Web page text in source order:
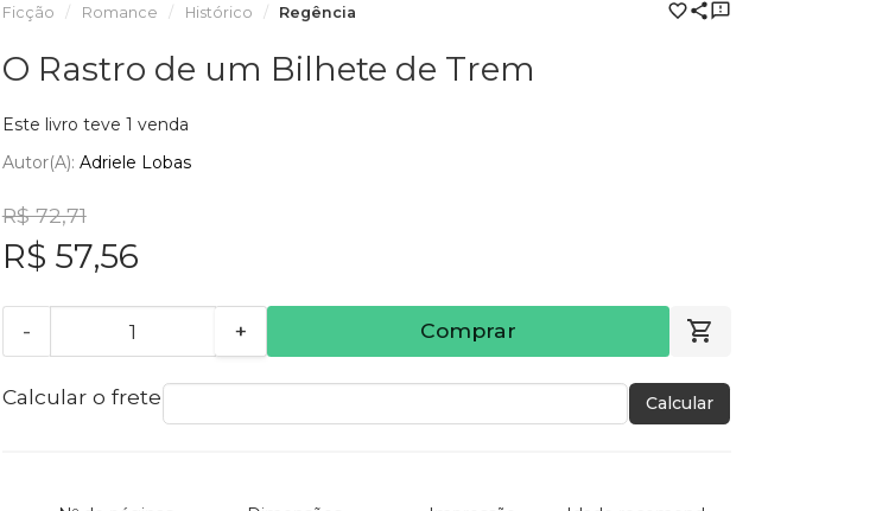
Ficção Romance Histórico Regência
O Rastro de um Bilhete de Trem
Este livro teve 1 venda
Autor(a): Adriele Lobas
R$ 72,71
R$ 57,56
- + Comprar
Calcular o frete Calcular